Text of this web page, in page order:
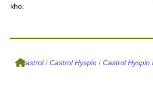
kho.
/Castrol / Castrol Hyspin / Castrol Hyspin